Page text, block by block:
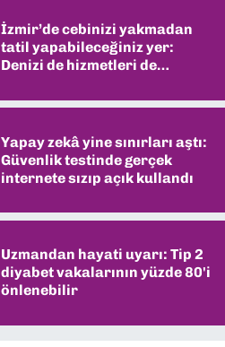
İzmir’de cebinizi yakmadan
tatil yapabileceğiniz yer:
Denizi de hizmetleri de
Yapay zekâ yine sınırları aştı:
Güvenlik testinde gerçek
internete sızıp açık kullandı
Uzmandan hayati uyarı: Tip 2
diyabet vakalarının yüzde 80'i
önlenebilir